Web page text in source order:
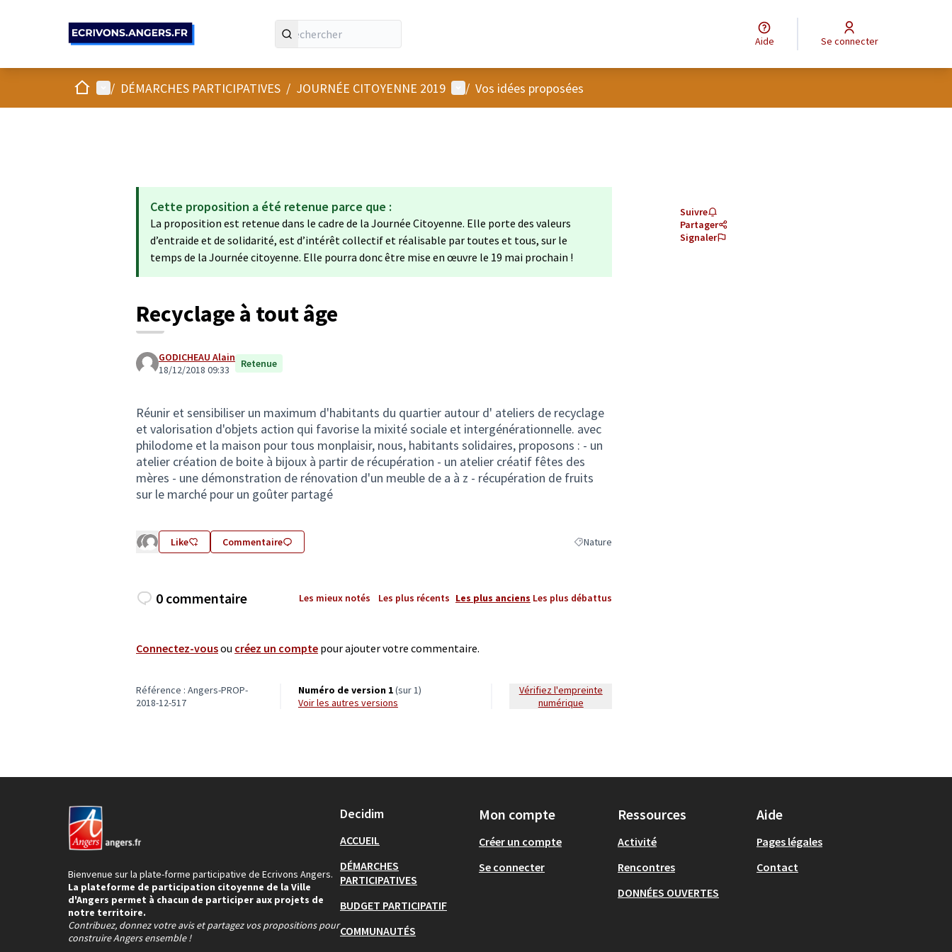
Aide Se connecter
AccueilMenu principal
/ DÉMARCHES PARTICIPATIVES / JOURNÉE CITOYENNE 2019 Menu utilisateur
/ Vos idées proposées
Cette proposition a été retenue parce que :
La proposition est retenue dans le cadre de la Journée Citoyenne. Elle porte des valeurs
d’entraide et de solidarité, est d’intérêt collectif et réalisable par toutes et tous, sur le
temps de la Journée citoyenne. Elle pourra donc être mise en œuvre le 19 mai prochain !
Recyclage à tout âge
GODICHEAU Alain
18/12/2018 09:33
Retenue
Réunir et sensibiliser un maximum d'habitants du quartier autour d' ateliers de recyclage
et valorisation d'objets action qui favorise la mixité sociale et intergénérationnelle. avec
philodome et la maison pour tous monplaisir, nous, habitants solidaires, proposons : - un
atelier création de boite à bijoux à partir de récupération - un atelier créatif fêtes des
mères - une démonstration de rénovation d'un meuble de a à z - récupération de fruits
sur le marché pour un goûter partagé
Like Commentaire Filtrer les résultats de la catégorie : Nature
Nature
Suivre
Partager
Signaler
0 commentaire Les mieux notés Les plus récents Les plus anciens Les plus débattus
Connectez-vousou créez un compte pour ajouter votre commentaire.
Référence : Angers-PROP-
2018-12-517
Numéro de version 1(sur 1)
voir les autres versions
Vérifiez l'empreinte
numérique
Bienvenue sur la plate-forme participative de Ecrivons Angers.
La plateforme de participation citoyenne de la Ville
d'Angers permet à chacun de participer aux projets de
notre territoire.
Contribuez, donnez votre avis et partagez vos propositions pour
construire Angers ensemble !
Decidim
ACCUEIL
DÉMARCHES
PARTICIPATIVES
BUDGET PARTICIPATIF
COMMUNAUTÉS
Mon compte
Créer un compte
Se connecter
Ressources
Activité
Rencontres
DONNÉES OUVERTES
Aide
Pages légales
Contact